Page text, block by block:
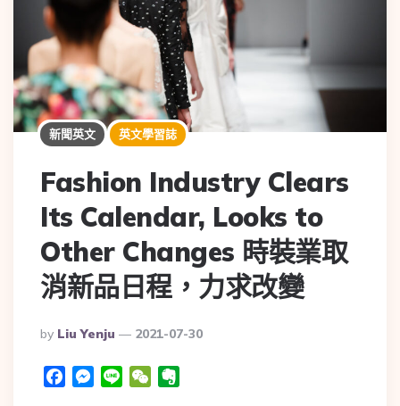
新聞英文 英文學習誌
Fashion Industry Clears
Its Calendar, Looks to
Other Changes 時裝業取
消新品日程，力求改變
By Liu Yenju 2021-07-30
FacebookMessenger
Line WeChat